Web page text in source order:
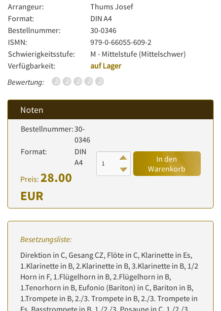
Arrangeur:
Thums Josef
Format:
DIN A4
Bestellnummer:
30-0346
ISMN:
979-0-66055-609-2
Schwierigkeitsstufe:
M - Mittelstufe (Mittelschwer)
Verfügbarkeit:
auf Lager
Bewertung:
Noten
Bestellnummer:30-
0346
Format:
DIN
A4
Preis: 28.00
EUR
In den
Warenkorb
Besetzungsliste:
Direktion in C, Gesang CZ, Flöte in C, Klarinette in Es,
1.Klarinette in B, 2.Klarinette in B, 3.Klarinette in B, 1/2
Horn in F, 1.Flügelhorn in B, 2.Flügelhorn in B,
1.Tenorhorn in B, Eufonio (Bariton) in C, Bariton in B,
1.Trompete in B, 2./3. Trompete in B, 2./3. Trompete in
Es, Basstrompete in B, 1./2./3. Posaune in C, 1./2./3.